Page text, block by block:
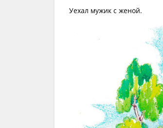
Уехал мужик с женой.